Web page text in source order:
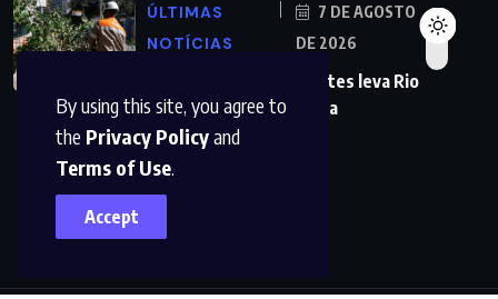
By using this site, you agree to
the Privacy Policyand
Terms of Use.
Accept
ÚLTIMAS
NOTÍCIAS
7 DE AGOSTO
DE 2026
Previsão de ventos fortes leva Rio
a suspender aulas nesta